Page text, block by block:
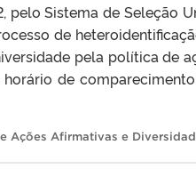
pelo Sistema de Seleção
de
pela política de
de
Ações Afirmativas e